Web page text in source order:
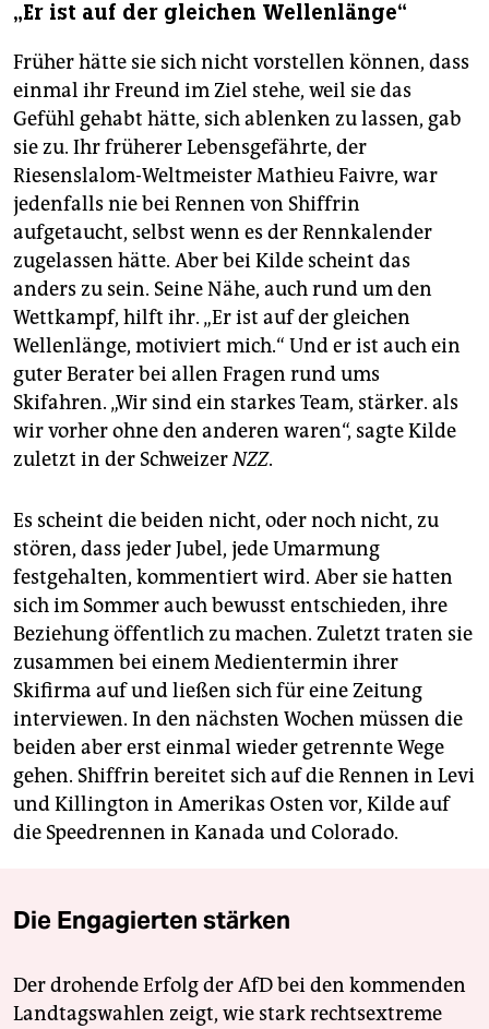
„Er ist auf der gleichen Wellenlänge“
Früher hätte sie sich nicht vorstellen können, dass
einmal ihr Freund im Ziel stehe, weil sie das
Gefühl gehabt hätte, sich ablenken zu lassen, gab
sie zu. Ihr früherer Lebensgefährte, der
Riesenslalom-Weltmeister Mathieu Faivre, war
jedenfalls nie bei Rennen von Shiffrin
aufgetaucht, selbst wenn es der Rennkalender
zugelassen hätte. Aber bei Kilde scheint das
anders zu sein. Seine Nähe, auch rund um den
Wettkampf, hilft ihr. „Er ist auf der gleichen
Wellenlänge, motiviert mich.“ Und er ist auch ein
guter Berater bei allen Fragen rund ums
Skifahren. „Wir sind ein starkes Team, stärker. als
wir vorher ohne den anderen waren“, sagte Kilde
zuletzt in der SchweizerNZZ.
Es scheint die beiden nicht, oder noch nicht, zu
stören, dass jeder Jubel, jede Umarmung
festgehalten, kommentiert wird. Aber sie hatten
sich im Sommer auch bewusst entschieden, ihre
Beziehung öffentlich zu machen. Zuletzt traten sie
zusammen bei einem Medientermin ihrer
Skifirma auf und ließen sich für eine Zeitung
interviewen. In den nächsten Wochen müssen die
beiden aber erst einmal wieder getrennte Wege
gehen. Shiffrin bereitet sich auf die Rennen in Levi
und Killington in Amerikas Osten vor, Kilde auf
die Speedrennen in Kanada und Colorado.
Die Engagierten stärken
Der drohende Erfolg der AfD bei den kommenden
Landtagswahlen zeigt, wie stark rechtsextreme